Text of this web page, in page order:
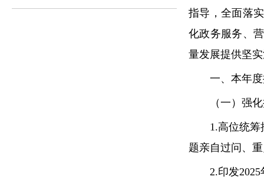
指导，全面落
化政务服务、
量发展提供坚
一、本年度
（一）强化
1.高位统筹推
题亲自过问、
2.印发2025年